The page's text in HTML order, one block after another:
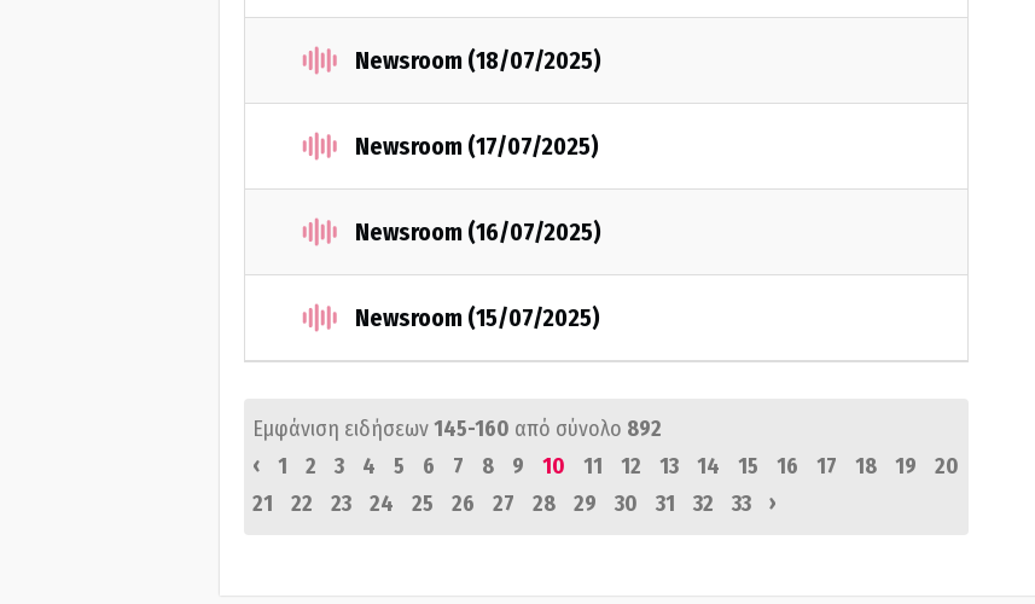
Newsroom (18/07/2025)
Newsroom (17/07/2025)
Newsroom (16/07/2025)
Newsroom (15/07/2025)
Εμφάνιση ειδήσεων145-160 από σύνολο 892
‹
1 2 3 4 5 6 7 8 9 10 11 12 13 14 15 16 17 18 19
20
21
22 23 24 25 26 27 28 29 30 31 32 33 ›